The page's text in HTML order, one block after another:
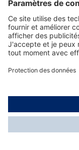
Service de e-
Informations
© Dräger France
*Prix hors taxe.
offerts;